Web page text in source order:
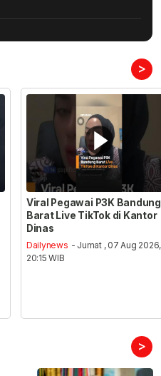
>
Viral Pegawai P3K Bandung
Barat Live TikTok di Kantor
Dinas
Dailynews - Jumat , 07 Aug 2026,
20:15 WIB
>